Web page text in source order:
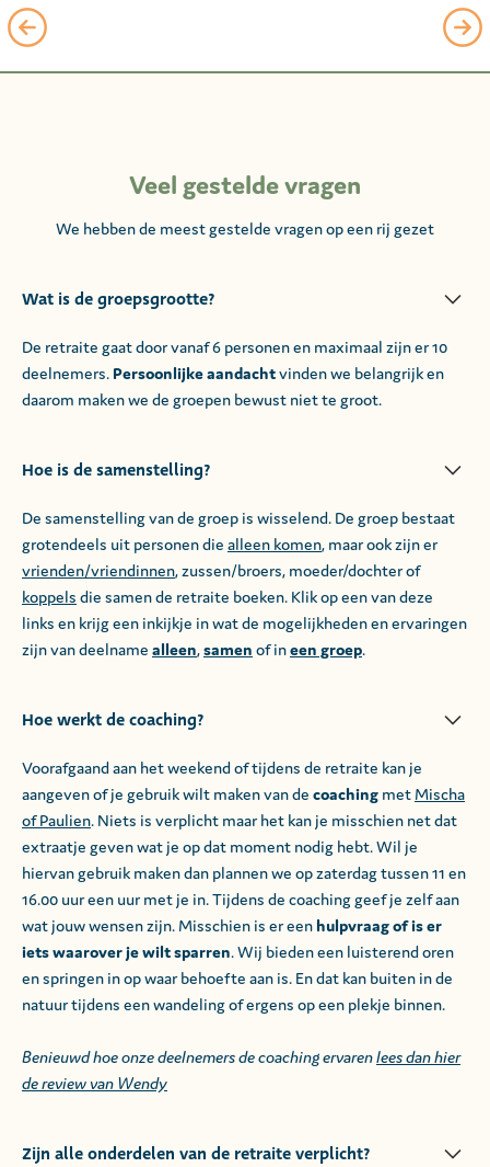
Veel gestelde vragen
We hebben de meest gestelde vragen op een rij gezet
Wat is de groepsgrootte?
De retraite gaat door vanaf 6 personen en maximaal zijn er 10
deelnemers. Persoonlijke aandachtvinden we belangrijk en
daarom maken we de groepen bewust niet te groot.
Hoe is de samenstelling?
De samenstelling van de groep is wisselend. De groep bestaat
grotendeels uit personen die alleen komen, maar ook zijn er
vrienden/vriendinnen, zussen/broers, moeder/dochter of
koppels die samen de retraite boeken. Klik op een van deze
links en krijg een inkijkje in wat de mogelijkheden en ervaringen
zijn van deelname alleen,samen of ineen groep.
Hoe werkt de coaching?
Voorafgaand aan het weekend of tijdens de retraite kan je
aangeven of je gebruik wilt maken van de coaching met Mischa
of Paulien. Niets is verplicht maar het kan je misschien net dat
extraatje geven wat je op dat moment nodig hebt. Wil je
hiervan gebruik maken dan plannen we op zaterdag tussen 11 en
16.00 uur een uur met je in. Tijdens de coaching geef je zelf aan
wat jouw wensen zijn. Misschien is er een hulpvraag of is er
iets waarover je wilt sparren. Wij bieden een luisterend oren
en springen in op waar behoefte aan is. En dat kan buiten in de
natuur tijdens een wandeling of ergens op een plekje binnen.
Benieuwd hoe onze deelnemers de coaching ervarenlees dan hier
de review van Wendy
Zijn alle onderdelen van de retraite verplicht?